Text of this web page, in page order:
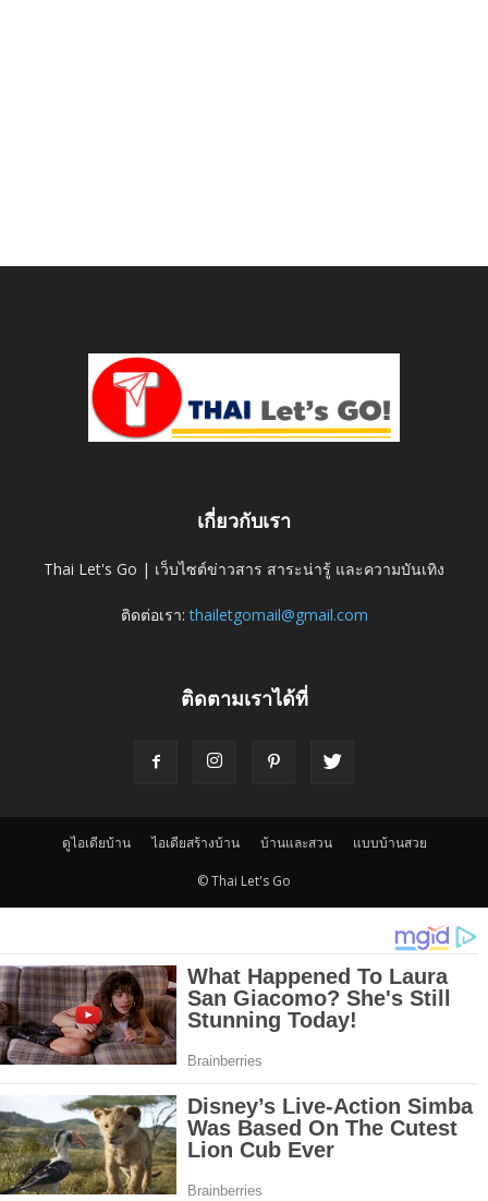
เกี่ยวกับเรา
Thai Let's Go | เว็บไซต์ข่าวสาร สาระน่ารู้ และความบันเทิง
ติดต่อเรา:thailetgomail@gmail.com
ติดตามเราได้ที่
ดูไอเดียบ้าน ไอเดียสร้างบ้าน บ้านและสวน แบบบ้านสวย
© Thai Let's Go